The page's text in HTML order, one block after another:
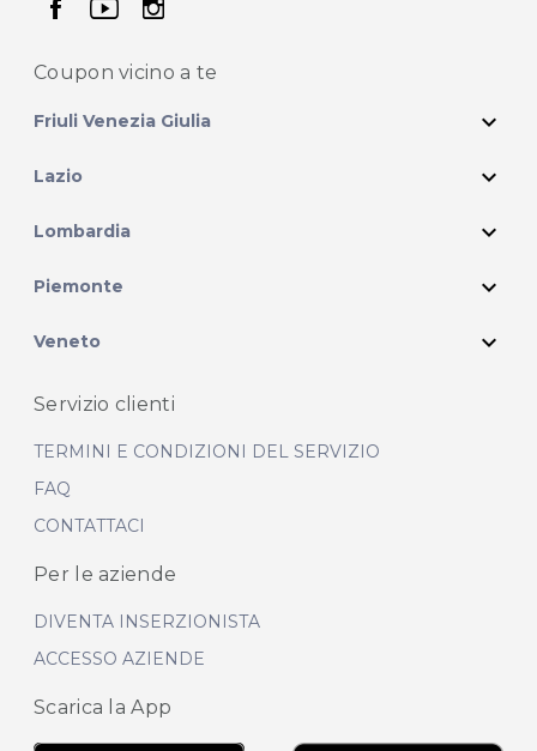
seguici su facebook
seguici su youtube
seguici su instagram
Coupon vicino a te
Friuli Venezia Giulia expand_more
Lazio expand_more
Lombardia expand_more
Piemonte expand_more
Veneto expand_more
Servizio clienti
TERMINI E CONDIZIONI DEL SERVIZIO
FAQ
CONTATTACI
Per le aziende
DIVENTA INSERZIONISTA
ACCESSO AZIENDE
Scarica la App